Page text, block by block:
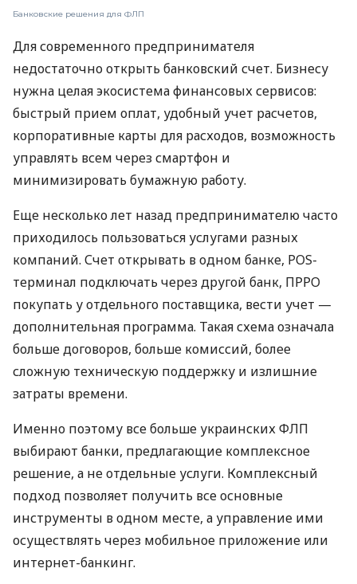
Банковские решения для ФЛП
Для современного предпринимателя
недостаточно открыть банковский счет. Бизнесу
нужна целая экосистема финансовых сервисов:
быстрый прием оплат, удобный учет расчетов,
корпоративные карты для расходов, возможность
управлять всем через смартфон и
минимизировать бумажную работу.
Еще несколько лет назад предпринимателю часто
приходилось пользоваться услугами разных
компаний. Счет открывать в одном банке, POS-
терминал подключать через другой банк, ПРРО
покупать у отдельного поставщика, вести учет —
дополнительная программа. Такая схема означала
больше договоров, больше комиссий, более
сложную техническую поддержку и излишние
затраты времени.
Именно поэтому все больше украинских ФЛП
выбирают банки, предлагающие комплексное
решение, а не отдельные услуги. Комплексный
подход позволяет получить все основные
инструменты в одном месте, а управление ими
осуществлять через мобильное приложение или
интернет-банкинг.